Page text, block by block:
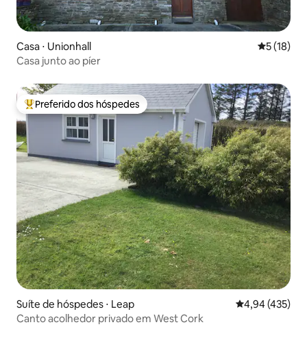
Casa ⋅ Unionhall 5 de uma
5 (18)
Casa junto ao píer
Entre os melhores preferidos dos hóspedes
Preferido dos hóspedes
Suíte de hóspedes ⋅ Leap 4,94 de uma
4,94 (435)
Canto acolhedor privado em West Cork